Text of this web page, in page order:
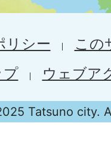
リシー
この
プ
ウェブア
Tatsuno city.